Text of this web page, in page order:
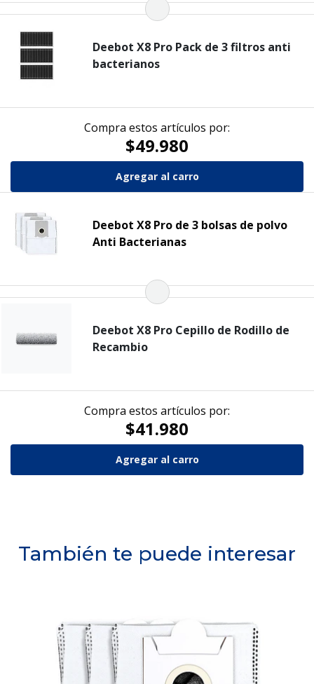
Deebot X8 Pro Pack de 3 filtros anti
bacterianos
Compra estos artículos por:
$49.980
Deebot X8 Pro de 3 bolsas de polvo
Anti Bacterianas
Deebot X8 Pro Cepillo de Rodillo de
Recambio
Compra estos artículos por:
$41.980
También te puede interesar